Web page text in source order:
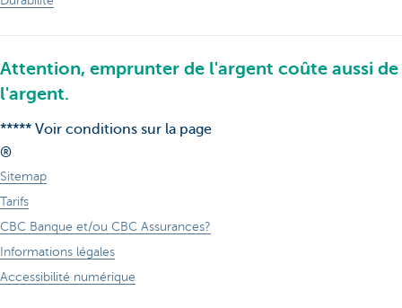
Attention, emprunter de l'argent coûte aussi de
l'argent.
***** Voir conditions sur la page
®
Sitemap
Tarifs
CBC Banque et/ou CBC Assurances?
Informations légales
Accessibilité numérique